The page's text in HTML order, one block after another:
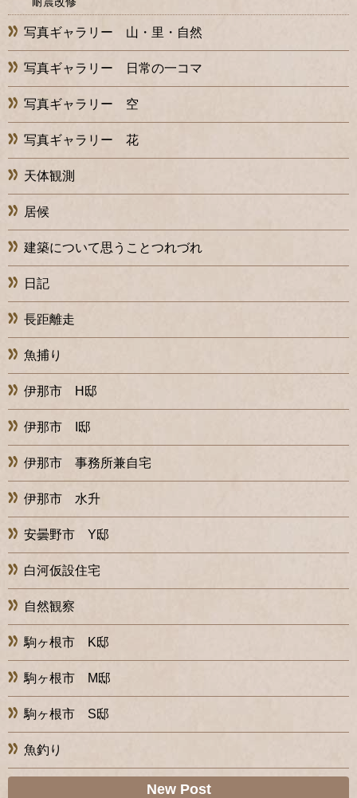
写真ギャラリー 山・里・自然
写真ギャラリー 日常の一コマ
写真ギャラリー 空
写真ギャラリー 花
天体観測
居候
建築について思うことつれづれ
日記
長距離走
魚捕り
伊那市 H邸
伊那市 I邸
伊那市 事務所兼自宅
伊那市 水升
安曇野市 Y邸
白河仮設住宅
自然観察
駒ヶ根市 K邸
駒ヶ根市 M邸
駒ヶ根市 S邸
魚釣り
New Post